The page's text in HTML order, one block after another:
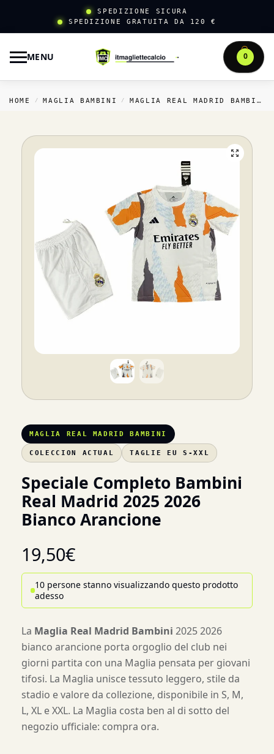
SPEDIZIONE SICURA
SPEDIZIONE GRATUITA DA 120 €
MENU 0
HOME / MAGLIA BAMBINI / MAGLIA REAL MADRID BAMBINI
MAGLIA REAL MADRID BAMBINI
COLECCION ACTUAL TAGLIE EU S-XXL
Speciale Completo Bambini
Real Madrid 2025 2026
Bianco Arancione
19,50€
10 persone stanno visualizzando questo prodotto
adesso
La Maglia Real Madrid Bambini 2025 2026
bianco arancione porta orgoglio del club nei
giorni partita con una Maglia pensata per giovani
tifosi. La Maglia unisce tessuto leggero, stile da
stadio e valore da collezione, disponibile in S, M,
L, XL e XXL. La Maglia costa ben al di sotto del
negozio ufficiale: compra ora.